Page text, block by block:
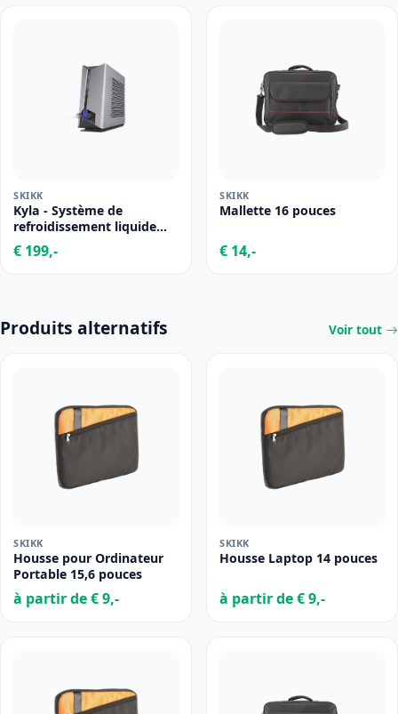
SKIKK
Kyla - Système de
refroidissement liquide
pour laptop
€ 199,-
SKIKK
Mallette 16 pouces
€ 14,-
Produits alternatifs Voir tout
SKIKK
Housse pour Ordinateur
Portable 15,6 pouces
à partir de € 9,-
SKIKK
Housse Laptop 14 pouces
à partir de € 9,-